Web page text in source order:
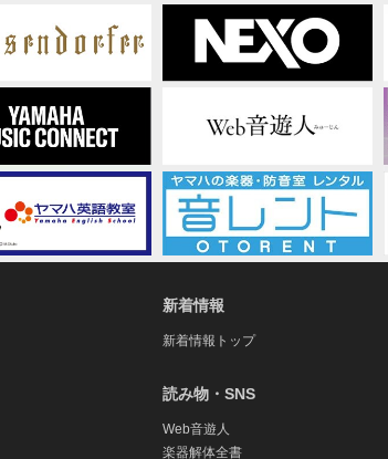
新着情報
新着情報トップ
読み物・SNS
Web音遊人
楽器解体全書